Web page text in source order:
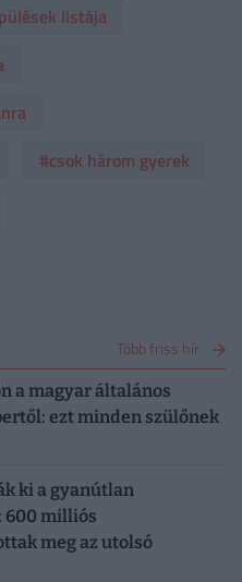
listája
#csok három gyerek
Több friss hír
a magyar általános
ezt minden szülőnek
ki a gyanútlan
600 milliós
meg az utolsó